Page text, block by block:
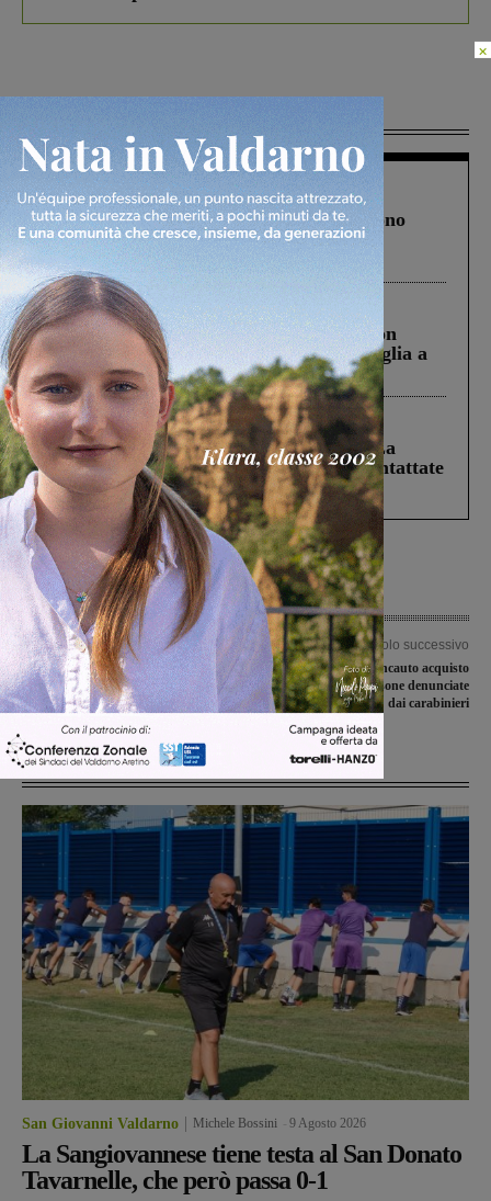
Cronaca 4 Agosto 2026
Un anno fa la strage in A1 in cui morirono
Gianni, Giulia e Franco. Lo schianto, il
processo, lo stop ai sorpassi fra tir....
Cronaca 3 Agosto 2026
Scomparso da una struttura di Castiglion
Fiorentino l’uomo che aveva ucciso la figlia a
Levane nel 2020
Cronaca 5 Agosto 2026
Continuano le ricerche di Miah Billal. La
Prefettura: “In caso di avvistamento contattate
il 112”
Articolo precedente
Covid-19, Crt: l’impegno contro il
Covid e le infezioni già conosciute
Articolo successivo
Furto, ricettazione e incauto acquisto
di biciclette: tre le persone denunciate
dai carabinieri
Ultime Notizie
San Giovanni Valdarno Michele Bossini 9 Agosto 2026
La Sangiovannese tiene testa al San Donato
Tavarnelle, che però passa 0-1
×